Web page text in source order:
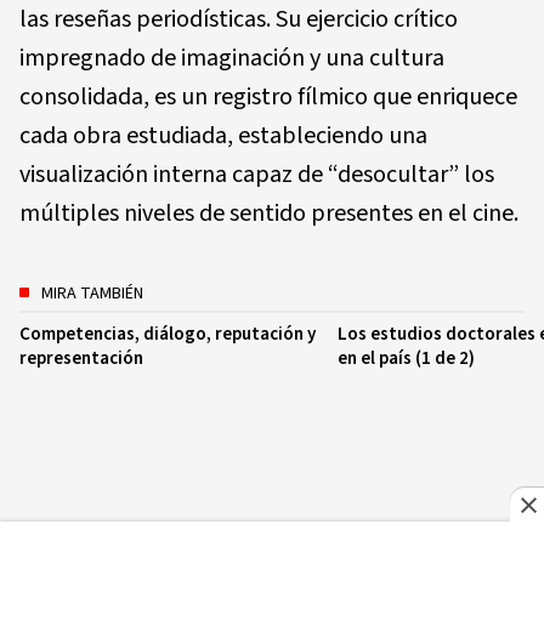
las reseñas periodísticas. Su ejercicio crítico
impregnado de imaginación y una cultura
consolidada, es un registro fílmico que enriquece
cada obra estudiada, estableciendo una
visualización interna capaz de “desocultar” los
múltiples niveles de sentido presentes en el cine.
MIRA TAMBIÉN
Competencias, diálogo, reputación y
representación
Los estudios doctorales
en el país (1 de 2)